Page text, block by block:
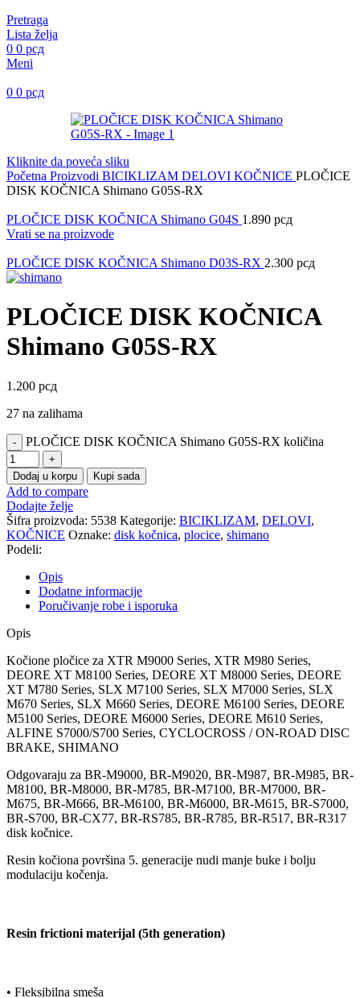
Pretraga
Lista želja
0 0 рсд
Meni
0 0 рсд
Kliknite da poveća sliku
Početna Proizvodi BICIKLIZAM DELOVI KOČNICE PLOČICE
DISK KOČNICA Shimano G05S-RX
PLOČICE DISK KOČNICA Shimano G04S 1.890 рсд
Vrati se na proizvode
PLOČICE DISK KOČNICA Shimano D03S-RX 2.300 рсд
PLOČICE DISK KOČNICA
Shimano G05S-RX
1.200 рсд
27 na zalihama
PLOČICE DISK KOČNICA Shimano G05S-RX količina
Dodaj u korpu Kupi sada
Add to compare
Dodajte želje
Šifra proizvoda: 5538 Kategorije: BICIKLIZAM, DELOVI,
KOČNICE Oznake: disk kočnica, plocice, shimano
Podeli:
Opis
Dodatne informacije
Poručivanje robe i isporuka
Opis
Kočione pločice za XTR M9000 Series, XTR M980 Series,
DEORE XT M8100 Series, DEORE XT M8000 Series, DEORE
XT M780 Series, SLX M7100 Series, SLX M7000 Series, SLX
M670 Series, SLX M660 Series, DEORE M6100 Series, DEORE
M5100 Series, DEORE M6000 Series, DEORE M610 Series,
ALFINE S7000/S700 Series, CYCLOCROSS / ON-ROAD DISC
BRAKE, SHIMANO
Odgovaraju za BR-M9000, BR-M9020, BR-M987, BR-M985, BR-
M8100, BR-M8000, BR-M785, BR-M7100, BR-M7000, BR-
M675, BR-M666, BR-M6100, BR-M6000, BR-M615, BR-S7000,
BR-S700, BR-CX77, BR-RS785, BR-R785, BR-R517, BR-R317
disk kočnice.
Resin kočiona površina 5. generacije nudi manje buke i bolju
modulaciju kočenja.
Resin frictioni materijal (5th generation)
• Fleksibilna smeša